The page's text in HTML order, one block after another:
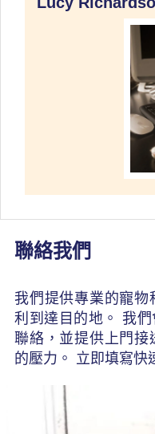
聯絡我們
我們提供專業的寵物
利到達目的地。 我
聯絡，並提供上門接
的壓力。 立即填寫快